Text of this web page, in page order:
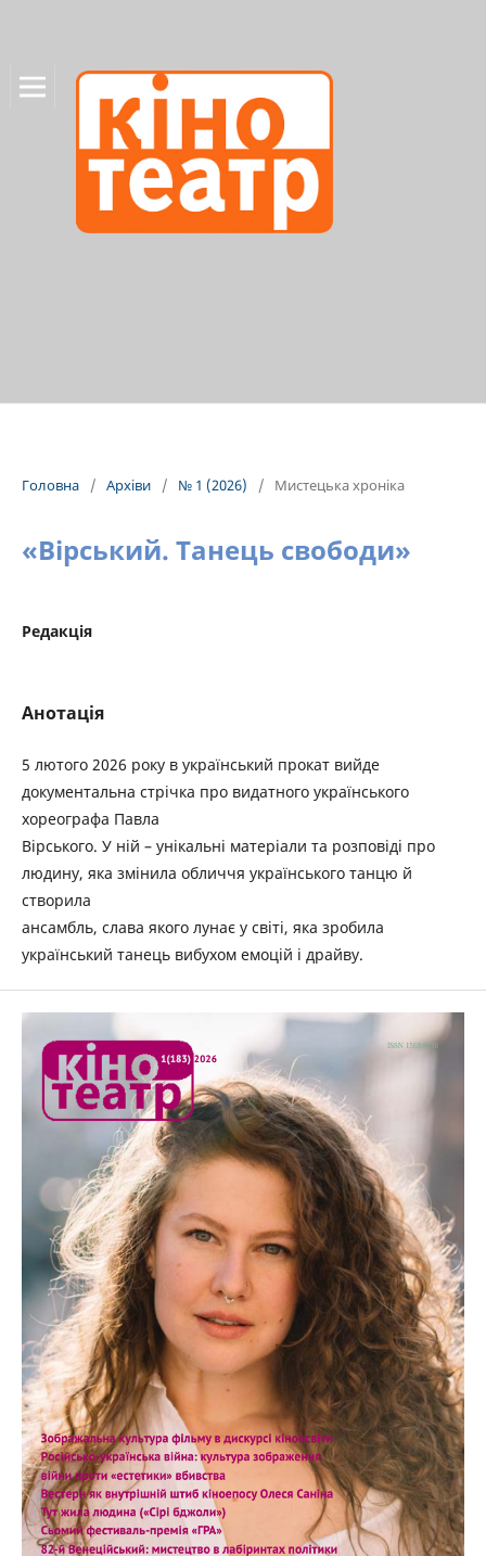
Головна / Архіви / № 1 (2026) / Мистецька хроніка
«Вірський. Танець свободи»
Редакція
Анотація
5 лютого 2026 року в український прокат вийде
документальна стрічка про видатного українського
хореографа Павла
Вірського. У ній – унікальні матеріали та розповіді про
людину, яка змінила обличчя українського танцю й
створила
ансамбль, слава якого лунає у світі, яка зробила
український танець вибухом емоцій і драйву.